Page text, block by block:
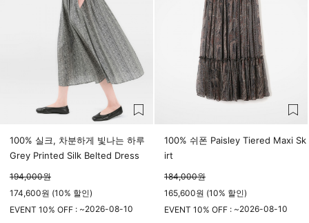
100% 실크, 차분하게 빛나는 하루
Grey Printed Silk Belted Dress
194,000원
174,600원 (10% 할인)
EVENT 10% OFF : ~2026-08-10
100% 쉬폰 Paisley Tiered Maxi Sk
irt
184,000원
165,600원 (10% 할인)
EVENT 10% OFF : ~2026-08-10